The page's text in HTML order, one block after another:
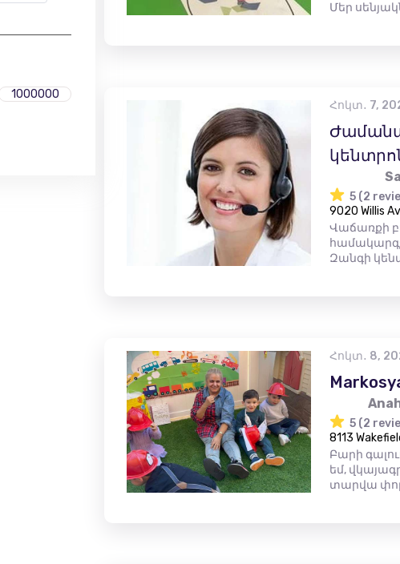
Մեր
Հոկտ․ 7,
5 (2
9020 Willis
Վաճառքի
Զանգի
Հոկտ․ 8,
5 (2
8113
Բարի
եմ,
տարվա